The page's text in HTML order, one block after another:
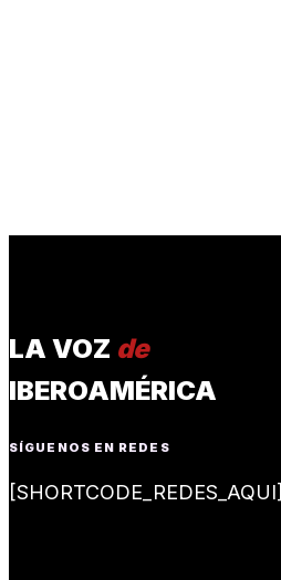
LA VOZ de
IBEROAMÉRICA
SÍGUENOS EN REDES
[SHORTCODE_REDES_AQUI]